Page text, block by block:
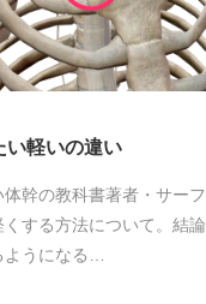
い軽いの違い
体幹の教科書著者・サー
する方法について。結
うになる…